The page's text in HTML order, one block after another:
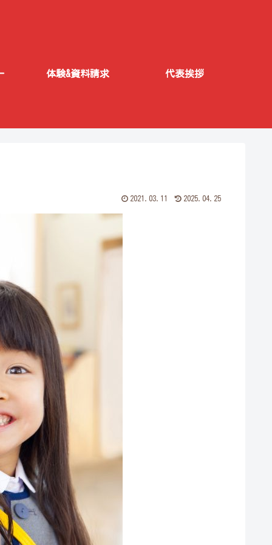
体験&資料請求 代表挨拶
2021.03.11 2025.04.25